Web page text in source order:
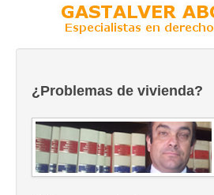
¿Problemas de vivienda?